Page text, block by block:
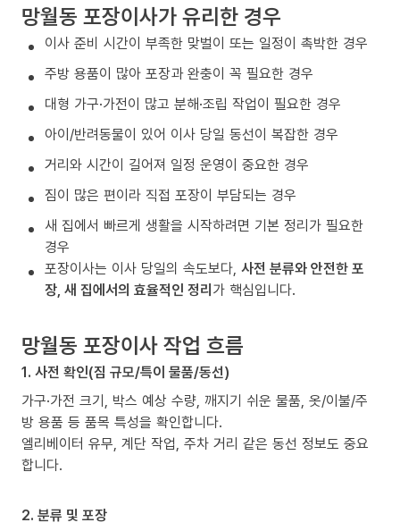
망월동 포장이사가 유리한 경우
이사 준비 시간이 부족한 맞벌이 또는 일정이 촉박한 경우
주방 용품이 많아 포장과 완충이 꼭 필요한 경우
대형 가구·가전이 많고 분해·조립 작업이 필요한 경우
아이/반려동물이 있어 이사 당일 동선이 복잡한 경우
거리와 시간이 길어져 일정 운영이 중요한 경우
짐이 많은 편이라 직접 포장이 부담되는 경우
새 집에서 빠르게 생활을 시작하려면 기본 정리가 필요한
경우
포장이사는 이사 당일의 속도보다, 사전 분류와 안전한 포
장, 새 집에서의 효율적인 정리가 핵심입니다.
망월동 포장이사 작업 흐름
1. 사전 확인(짐 규모/특이 물품/동선)
가구·가전 크기, 박스 예상 수량, 깨지기 쉬운 물품, 옷/이불/주
방 용품 등 품목 특성을 확인합니다.
엘리베이터 유무, 계단 작업, 주차 거리 같은 동선 정보도 중요
합니다.
2. 분류 및 포장